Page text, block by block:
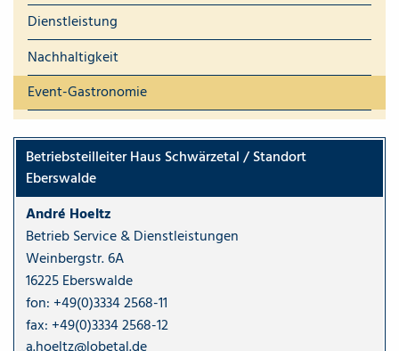
Dienstleistung
Nachhaltigkeit
Event-Gastronomie
Betriebsteilleiter Haus Schwärzetal / Standort
Eberswalde
André Hoeltz
Betrieb Service & Dienstleistungen
Weinbergstr. 6A
16225 Eberswalde
fon: +49(0)3334 2568-11
fax: +49(0)3334 2568-12